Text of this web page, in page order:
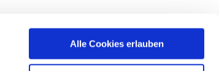
Alle Cookies erlauben